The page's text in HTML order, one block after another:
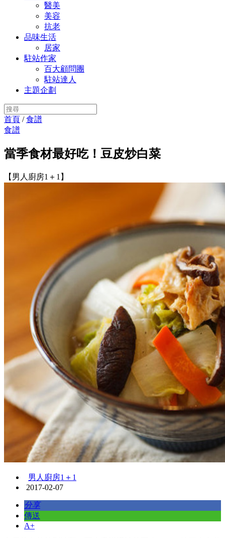
醫美
美容
抗老
品味生活
居家
駐站作家
百大顧問團
駐站達人
主題企劃
首頁 /食譜
食譜
當季食材最好吃！豆皮炒白菜
【男人廚房1＋1】
男人廚房1＋1
2017-02-07
分享
傳送
A+